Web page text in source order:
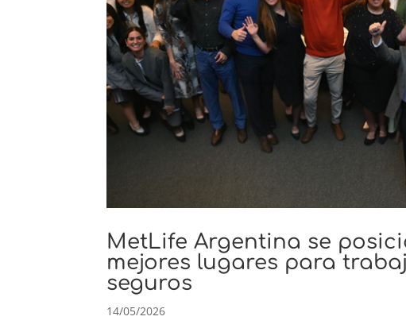
MetLife Argentina se
mejores lugares para
seguros
14/05/2026